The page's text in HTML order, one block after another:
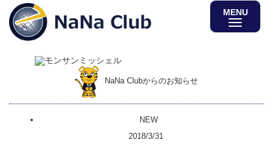
MENU
NaNa Clubからのお知らせ
NEW
2018/3/31